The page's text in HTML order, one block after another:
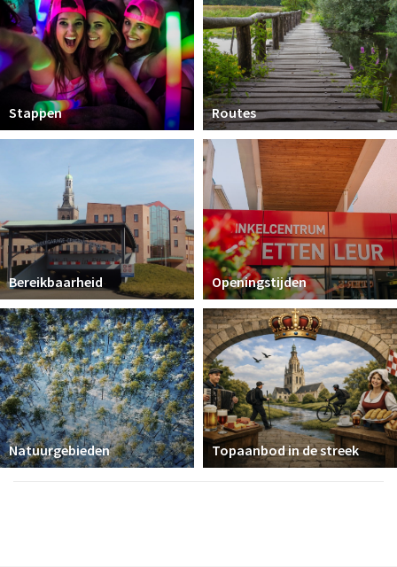
Stappen Routes
Bereikbaarheid Openingstijden
Natuurgebieden Topaanbod in de streek